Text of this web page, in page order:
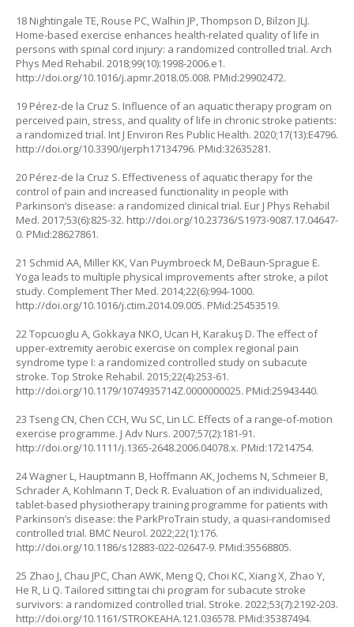
18 Nightingale TE, Rouse PC, Walhin JP, Thompson D, Bilzon JLJ.
Home-based exercise enhances health-related quality of life in
persons with spinal cord injury: a randomized controlled trial. Arch
Phys Med Rehabil. 2018;99(10):1998-2006.e1.
http://doi.org/10.1016/j.apmr.2018.05.008. PMid:29902472.
19 Pérez-de la Cruz S. Influence of an aquatic therapy program on
perceived pain, stress, and quality of life in chronic stroke patients:
a randomized trial. Int J Environ Res Public Health. 2020;17(13):E4796.
http://doi.org/10.3390/ijerph17134796. PMid:32635281.
20 Pérez-de la Cruz S. Effectiveness of aquatic therapy for the
control of pain and increased functionality in people with
Parkinson’s disease: a randomized clinical trial. Eur J Phys Rehabil
Med. 2017;53(6):825-32. http://doi.org/10.23736/S1973-9087.17.04647-
0. PMid:28627861.
21 Schmid AA, Miller KK, Van Puymbroeck M, DeBaun-Sprague E.
Yoga leads to multiple physical improvements after stroke, a pilot
study. Complement Ther Med. 2014;22(6):994-1000.
http://doi.org/10.1016/j.ctim.2014.09.005. PMid:25453519.
22 Topcuoglu A, Gokkaya NKO, Ucan H, Karakuş D. The effect of
upper-extremity aerobic exercise on complex regional pain
syndrome type I: a randomized controlled study on subacute
stroke. Top Stroke Rehabil. 2015;22(4):253-61.
http://doi.org/10.1179/1074935714Z.0000000025. PMid:25943440.
23 Tseng CN, Chen CCH, Wu SC, Lin LC. Effects of a range-of-motion
exercise programme. J Adv Nurs. 2007;57(2):181-91.
http://doi.org/10.1111/j.1365-2648.2006.04078.x. PMid:17214754.
24 Wagner L, Hauptmann B, Hoffmann AK, Jochems N, Schmeier B,
Schrader A, Kohlmann T, Deck R. Evaluation of an individualized,
tablet-based physiotherapy training programme for patients with
Parkinson’s disease: the ParkProTrain study, a quasi-randomised
controlled trial. BMC Neurol. 2022;22(1):176.
http://doi.org/10.1186/s12883-022-02647-9. PMid:35568805.
25 Zhao J, Chau JPC, Chan AWK, Meng Q, Choi KC, Xiang X, Zhao Y,
He R, Li Q. Tailored sitting tai chi program for subacute stroke
survivors: a randomized controlled trial. Stroke. 2022;53(7):2192-203.
http://doi.org/10.1161/STROKEAHA.121.036578. PMid:35387494.